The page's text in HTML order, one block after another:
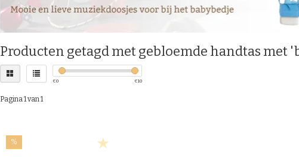
Producten getagd met gebloemde handtas met
€0 €10
Pagina 1 van 1
%